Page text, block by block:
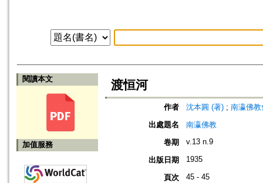
閱讀本文
加值服務
渡恒河
作者 沈本圓 (著) ; 南瀛佛
出處題名
南瀛佛教
卷期
v.13 n.9
出版日期 1935
頁次 45 - 45